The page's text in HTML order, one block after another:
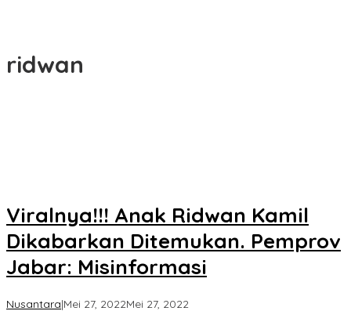
ridwan
Viralnya!!! Anak Ridwan Kamil
Dikabarkan Ditemukan. Pemprov
Jabar: Misinformasi
Nusantara|Mei 27, 2022Mei 27, 2022